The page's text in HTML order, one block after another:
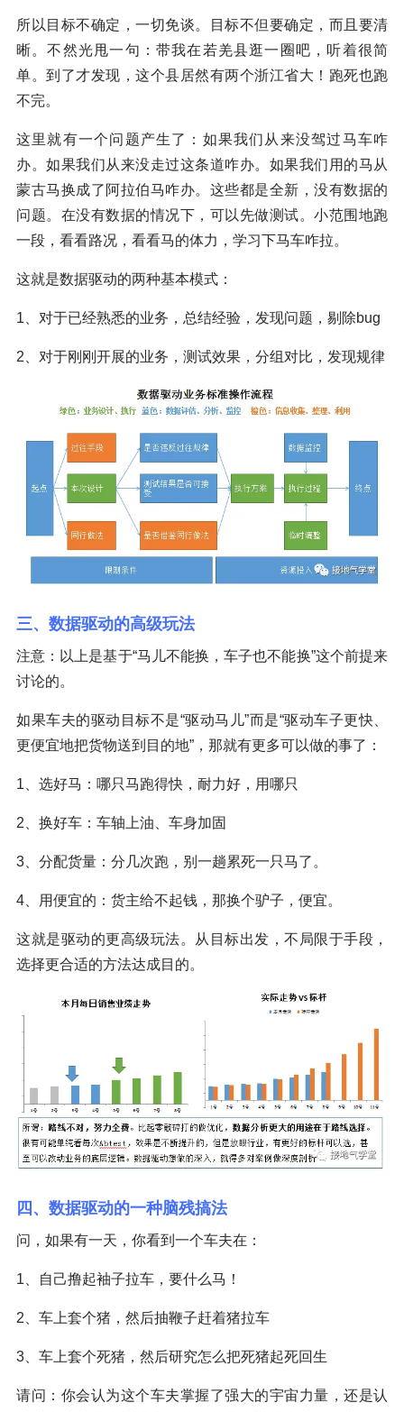
所以目标不确定，一切免谈。目标不但要确定，而且要清
晰。不然光甩一句：带我在若羌县逛一圈吧，听着很简
单。到了才发现，这个县居然有两个浙江省大！跑死也跑
不完。
这里就有一个问题产生了：如果我们从来没驾过马车咋
办。如果我们从来没走过这条道咋办。如果我们用的马从
蒙古马换成了阿拉伯马咋办。这些都是全新，没有数据的
问题。在没有数据的情况下，可以先做测试。小范围地跑
一段，看看路况，看看马的体力，学习下马车咋拉。
这就是数据驱动的两种基本模式：
1、对于已经熟悉的业务，总结经验，发现问题，剔除bug
2、对于刚刚开展的业务，测试效果，分组对比，发现规律
三、数据驱动的高级玩法
注意：以上是基于“马儿不能换，车子也不能换”这个前提来
讨论的。
如果车夫的驱动目标不是“驱动马儿”而是“驱动车子更快、
更便宜地把货物送到目的地”，那就有更多可以做的事了：
1、选好马：哪只马跑得快，耐力好，用哪只
2、换好车：车轴上油、车身加固
3、分配货量：分几次跑，别一趟累死一只马了。
4、用便宜的：货主给不起钱，那换个驴子，便宜。
这就是驱动的更高级玩法。从目标出发，不局限于手段，
选择更合适的方法达成目的。
四、数据驱动的一种脑残搞法
问，如果有一天，你看到一个车夫在：
1、自己撸起袖子拉车，要什么马！
2、车上套个猪，然后抽鞭子赶着猪拉车
3、车上套个死猪，然后研究怎么把死猪起死回生
请问：你会认为这个车夫掌握了强大的宇宙力量，还是认